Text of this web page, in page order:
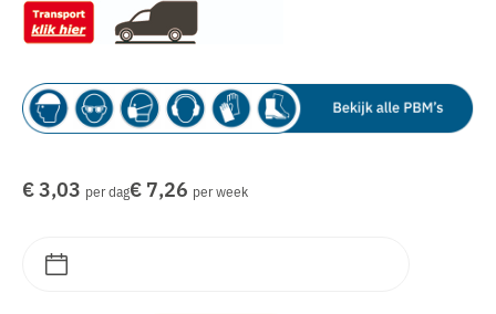
€ 3,03 per dag€ 7,26 per week